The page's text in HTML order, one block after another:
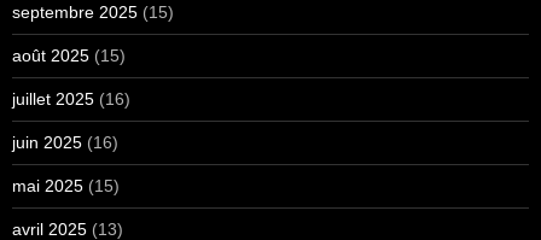
septembre 2025 (15)
août 2025 (15)
juillet 2025 (16)
juin 2025 (16)
mai 2025 (15)
avril 2025 (13)